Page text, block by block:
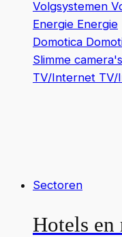
Volgsystemen
Energie Energie
Domotica
Slimme camera's
TV/Internet TV/
Sectoren
Hotels en